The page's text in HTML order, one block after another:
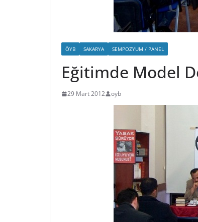
ÖYB SAKARYA SEMPOZYUM / PANEL
Eğitimde Model
29 Mart 2012 oyb